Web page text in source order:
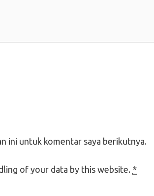
ini untuk komentar saya berikutnya.
of your data by this website. *